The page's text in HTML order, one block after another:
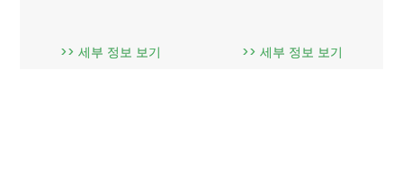
>> 세부 정보 보기 >> 세부 정보 보기